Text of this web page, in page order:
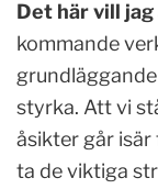
Det här vill
kommande
styrka. Att vi
åsikter går
ta de viktiga